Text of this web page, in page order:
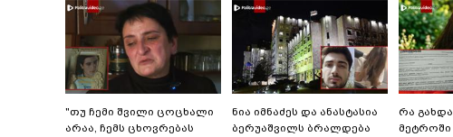
"თუ ჩემი შვილი ცოცხალი
არაა, ჩემს ცხოვრებას
ნია იმნაძეს და ანასტასია
ბერუაშვილს ბრალდება
რა
მეტროში